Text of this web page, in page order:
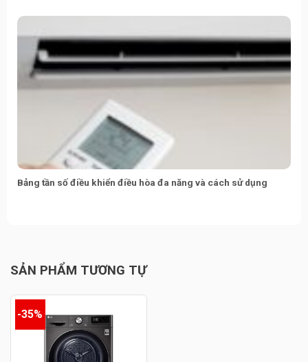
Bảng tần số điều khiển điều hòa đa năng và cách sử dụng
SẢN PHẨM TƯƠNG TỰ
-35%